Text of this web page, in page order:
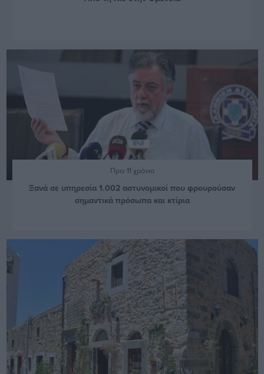
Πριν 11 χρόνια
Ξανά σε υπηρεσία 1.002 αστυνομικοί που φρουρούσαν
σημαντικά πρόσωπα και κτίρια